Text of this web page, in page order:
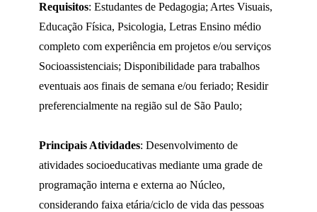
Requisitos: Estudantes de Pedagogia; Artes Visuais,
Educação Física, Psicologia, Letras Ensino médio
completo com experiência em projetos e/ou serviços
Socioassistenciais; Disponibilidade para trabalhos
eventuais aos finais de semana e/ou feriado; Residir
preferencialmente na região sul de São Paulo;
Principais Atividades: Desenvolvimento de
atividades socioeducativas mediante uma grade de
programação interna e externa ao Núcleo,
considerando faixa etária/ciclo de vida das pessoas